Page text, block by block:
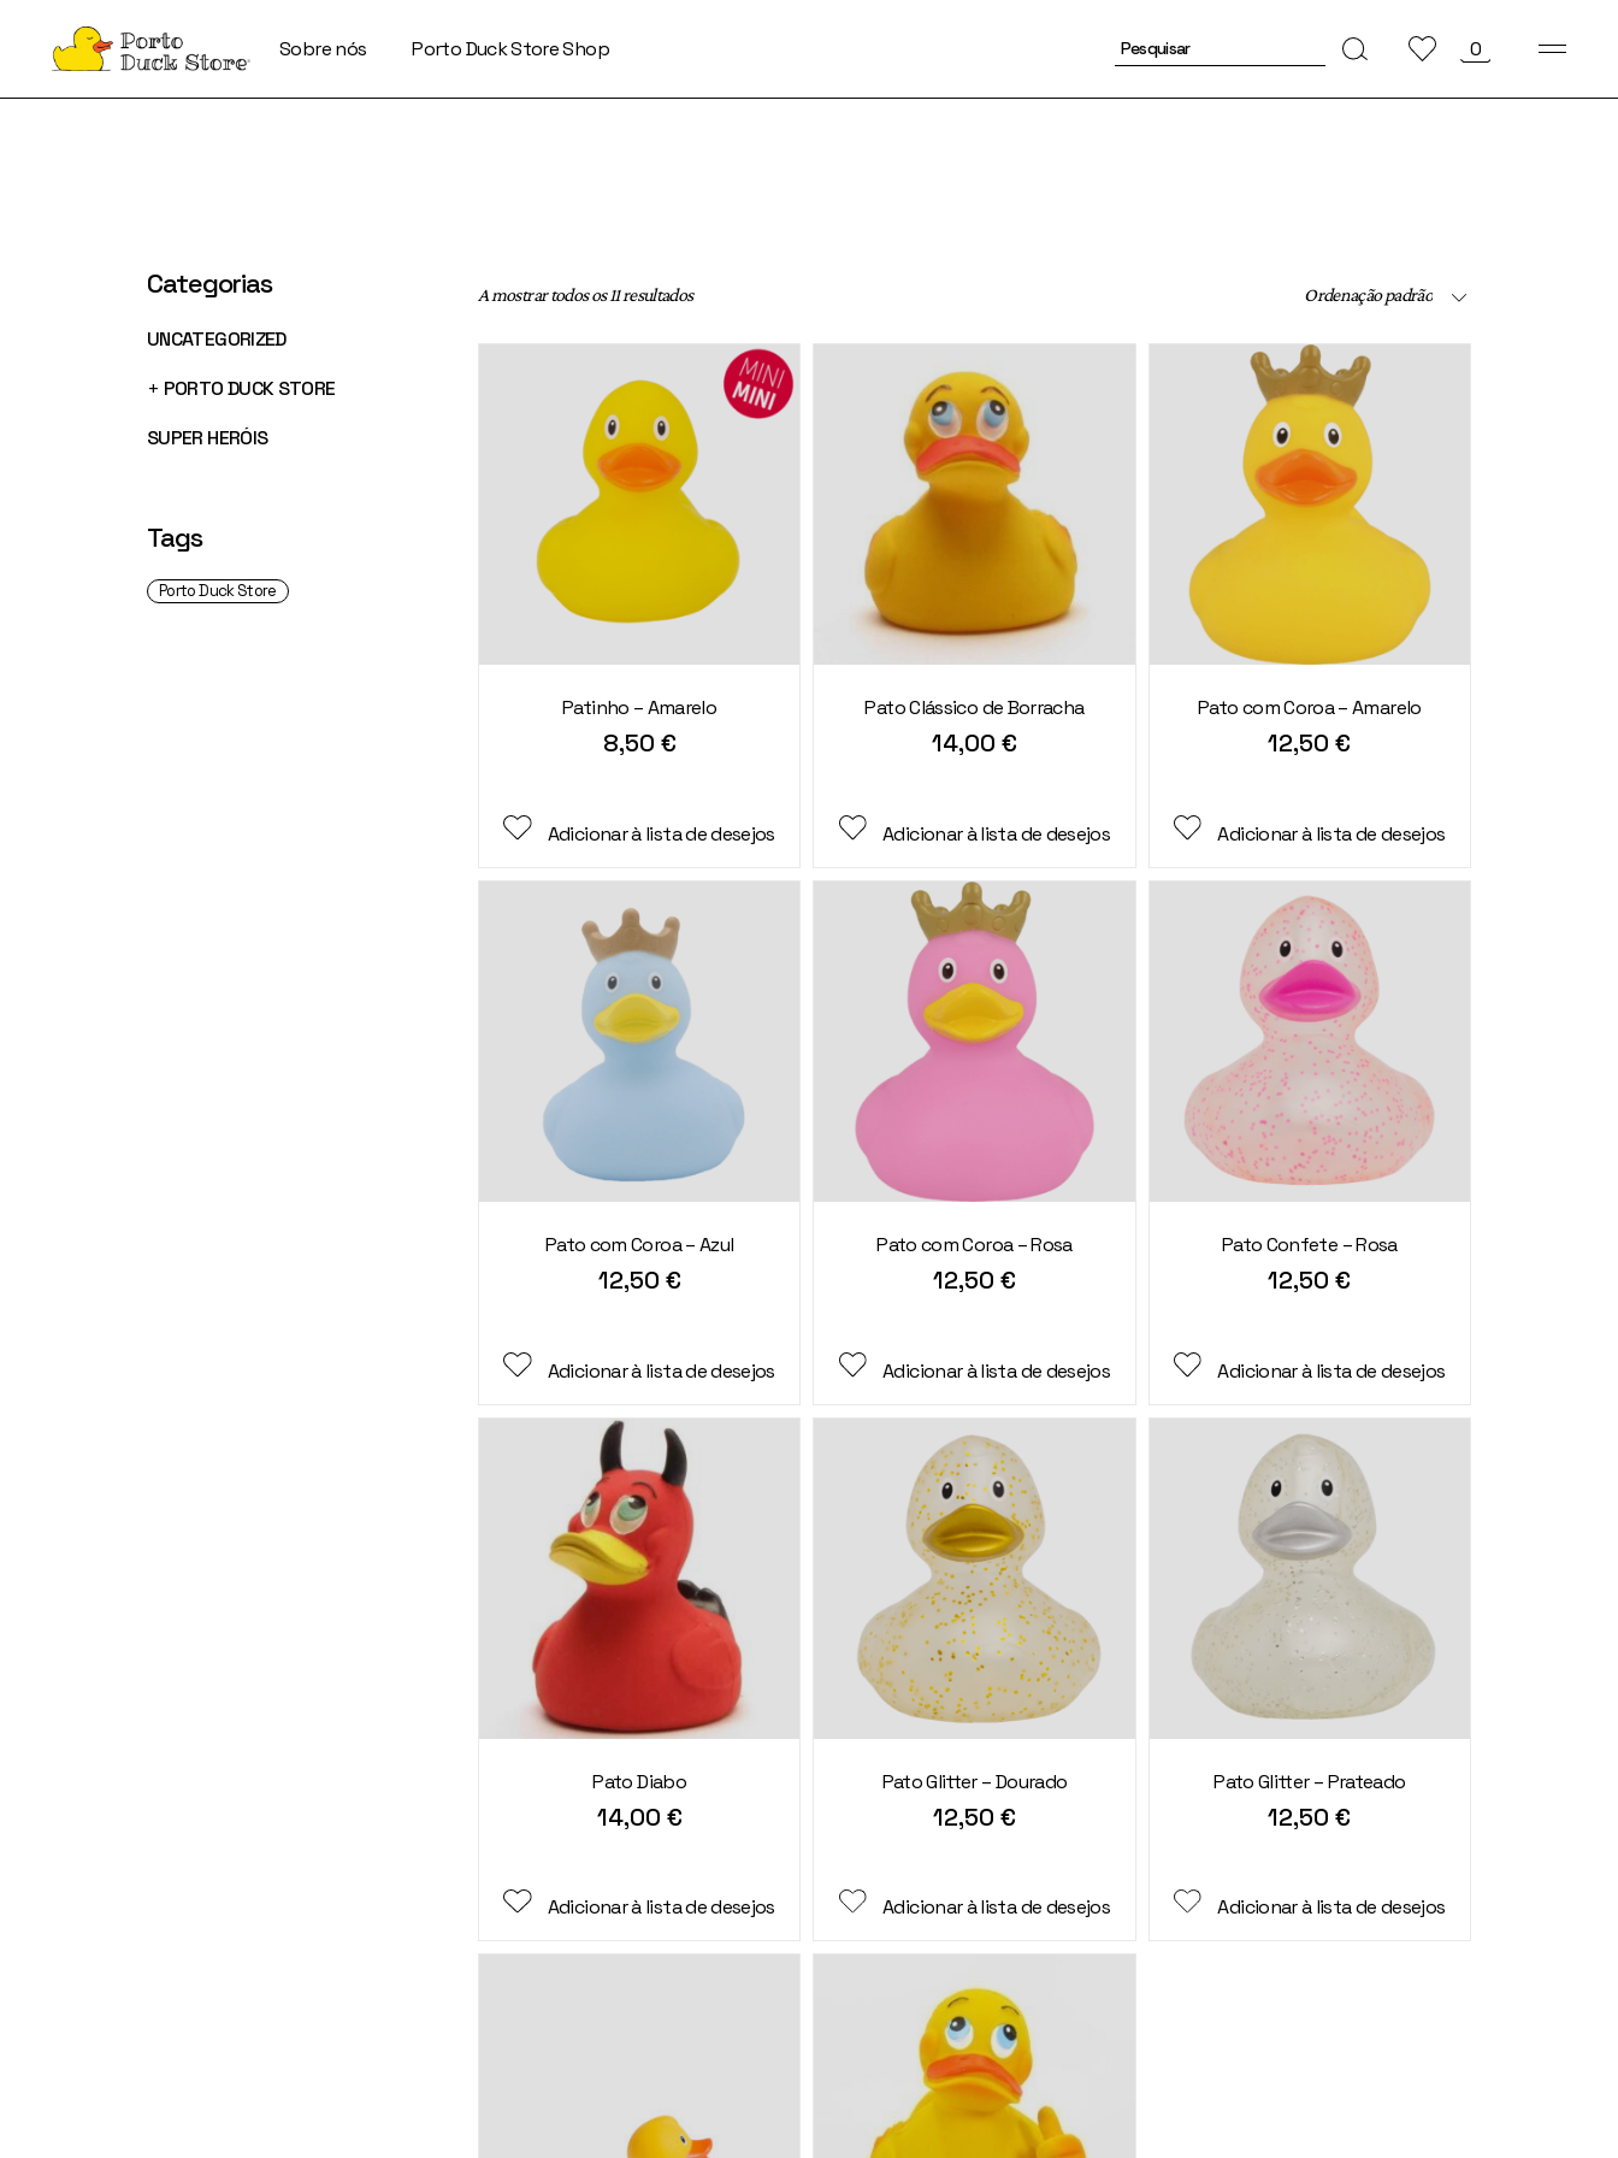
content
Sobre nós Porto Duck Store Shop Pesquisar
por: 0
A mostrar todos os 11 resultados Ordenação padrão
Patinho – Amarelo
8,50 €
Adicionar à lista de desejos
Pato Clássico de Borracha
14,00 €
Adicionar à lista de desejos
Pato com Coroa – Amarelo
12,50€
Adicionar à lista de desejos
Pato com Coroa – Azul
12,50 €
Adicionar à lista de desejos
Pato com Coroa – Rosa
12,50 €
Adicionar à lista de desejos
Pato Confete – Rosa
12,50€
Adicionar à lista de desejos
Pato Diabo
14,00 €
Adicionar à lista de desejos
Pato Glitter – Dourado
12,50 €
Adicionar à lista de desejos
Pato Glitter – Prateado
12,50€
Adicionar à lista de desejos
Categorias
UNCATEGORIZED
+ PORTO DUCK STORE
SUPER HERÓIS
Tags
Porto Duck Store